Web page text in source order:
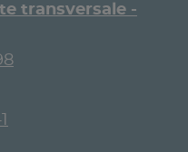
transversale -